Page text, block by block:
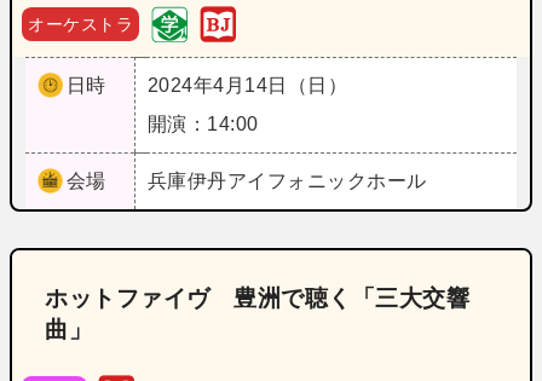
オーケストラ
日時
2024年4月14日（日）
開演：14:00
会場 兵庫伊丹アイフォニックホール
ホットファイヴ 豊洲で聴く「三大交響
曲」